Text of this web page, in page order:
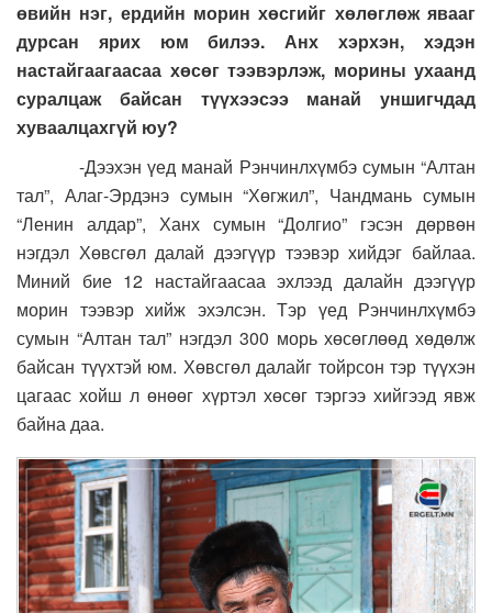
өвийн нэг, ердийн морин хөсгийг хөлөглөж явааг
дурсан ярих юм билээ. Анх хэрхэн, хэдэн
настайгаагаасаа хөсөг тээвэрлэж, морины ухаанд
суралцаж байсан түүхээсээ манай уншигчдад
хуваалцахгүй юу?
-Дээхэн үед манай Рэнчинлхүмбэ сумын “Алтан
тал”, Алаг-Эрдэнэ сумын “Хөгжил”, Чандмань сумын
“Ленин алдар”, Ханх сумын “Долгио” гэсэн дөрвөн
нэгдэл Хөвсгөл далай дээгүүр тээвэр хийдэг байлаа.
Миний бие 12 настайгаасаа эхлээд далайн дээгүүр
морин тээвэр хийж эхэлсэн. Тэр үед Рэнчинлхүмбэ
сумын “Алтан тал” нэгдэл 300 морь хөсөглөөд хөдөлж
байсан түүхтэй юм. Хөвсгөл далайг тойрсон тэр түүхэн
цагаас хойш л өнөөг хүртэл хөсөг тэргээ хийгээд явж
байна даа.